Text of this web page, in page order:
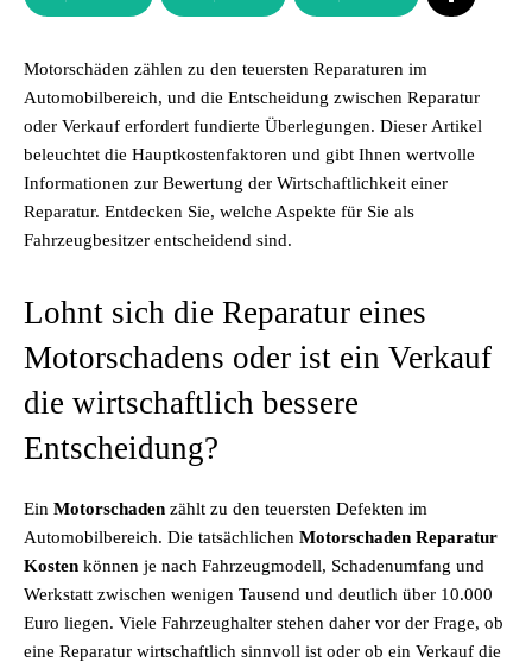
Motorschäden zählen zu den teuersten Reparaturen im
Automobilbereich, und die Entscheidung zwischen Reparatur
oder Verkauf erfordert fundierte Überlegungen. Dieser Artikel
beleuchtet die Hauptkostenfaktoren und gibt Ihnen wertvolle
Informationen zur Bewertung der Wirtschaftlichkeit einer
Reparatur. Entdecken Sie, welche Aspekte für Sie als
Fahrzeugbesitzer entscheidend sind.
Lohnt sich die Reparatur eines
Motorschadens oder ist ein Verkauf
die wirtschaftlich bessere
Entscheidung?
Ein Motorschaden zählt zu den teuersten Defekten im
Automobilbereich. Die tatsächlichen Motorschaden Reparatur
Kosten können je nach Fahrzeugmodell, Schadenumfang und
Werkstatt zwischen wenigen Tausend und deutlich über 10.000
Euro liegen. Viele Fahrzeughalter stehen daher vor der Frage, ob
eine Reparatur wirtschaftlich sinnvoll ist oder ob ein Verkauf die